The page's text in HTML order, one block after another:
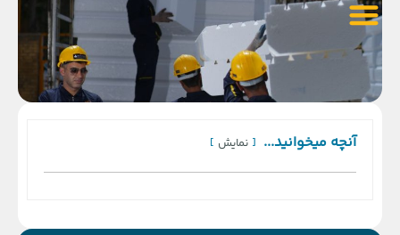
آنچه میخوانید... نمایش